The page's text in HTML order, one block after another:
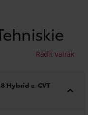
Hybrid e-CVT